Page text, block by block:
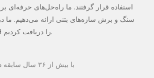
استفاده قرار گرفتند. ما راه‌حل‌های حرفه‌ای
سنگ و برش سازه‌های بتنی ارائه می‌دهیم. ما
کیفیت ISO/TS16949 را دریافت کردیم.
با بیش از ۳۶ سال سابقه در ساخت ماشین آلات